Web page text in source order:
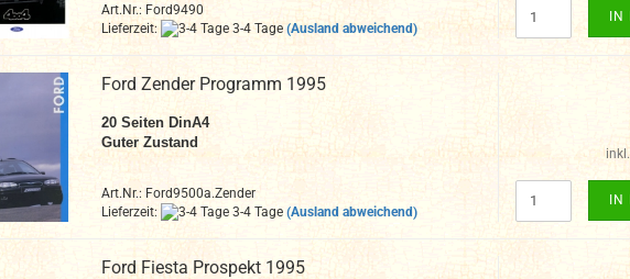
Art.Nr.: Ford9490
Lieferzeit:
3-4 Tage (Ausland abweichend)
IN
Ford Zender Programm 1995
20 Seiten DinA4
Guter Zustand
Art.Nr.: Ford9500a.Zender
Lieferzeit:
3-4 Tage (Ausland abweichend)
IN
Ford Fiesta Prospekt 1995